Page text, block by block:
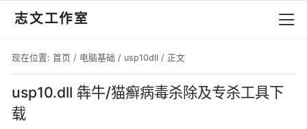
志文工作室
现在位置: 首页 / 电脑基础 / usp10dll / 正文
usp10.dll 犇牛/猫癣病毒杀除及专杀工具下
载